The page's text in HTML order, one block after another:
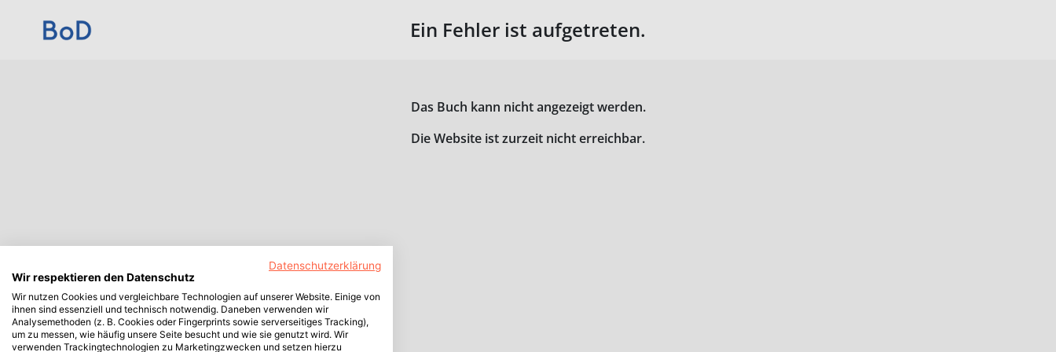
Ein Fehler ist aufgetreten.
Das Buch kann nicht angezeigt werden.
Die Website ist zurzeit nicht erreichbar.
Datenschutzerklärung
Wir respektieren den Datenschutz
Wir nutzen Cookies und vergleichbare Technologien auf unserer Website. Einige von
ihnen sind essenziell und technisch notwendig. Daneben verwenden wir
Analysemethoden (z. B. Cookies oder Fingerprints sowie serverseitiges Tracking),
um zu messen, wie häufig unsere Seite besucht und wie sie genutzt wird. Wir
verwenden Trackingtechnologien zu Marketingzwecken und setzen hierzu